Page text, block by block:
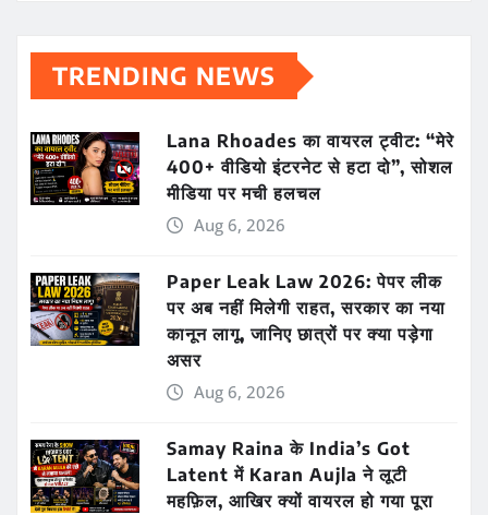
TRENDING NEWS
Lana Rhoades का वायरल ट्वीट: “मेरे
400+ वीडियो इंटरनेट से हटा दो”, सोशल
मीडिया पर मची हलचल
Aug 6, 2026
Paper Leak Law 2026: पेपर लीक
पर अब नहीं मिलेगी राहत, सरकार का नया
कानून लागू, जानिए छात्रों पर क्या पड़ेगा
असर
Aug 6, 2026
Samay Raina के India’s Got
Latent में Karan Aujla ने लूटी
महफ़िल, आखिर क्यों वायरल हो गया पूरा